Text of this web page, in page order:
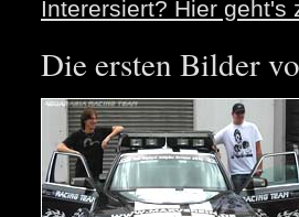
Interersiert? Hier geht's
Die ersten Bilder